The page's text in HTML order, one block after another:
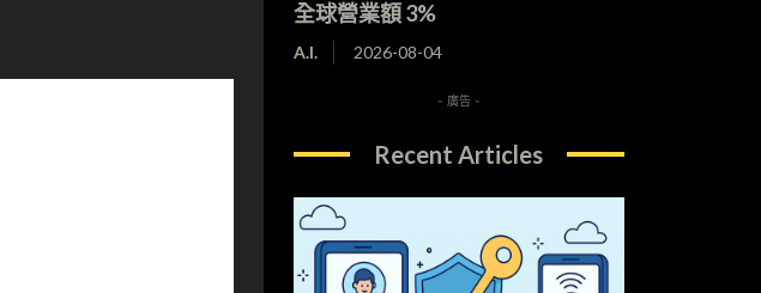
全球營業額 3%
A.I. 2026-08-04
- 廣告 -
Recent Articles